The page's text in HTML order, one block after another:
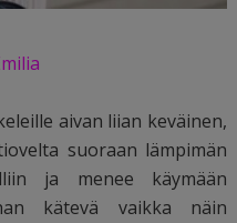
aivan liian keväinen,
suoraan lämpimän
ja menee käymään
kätevä vaikka näin